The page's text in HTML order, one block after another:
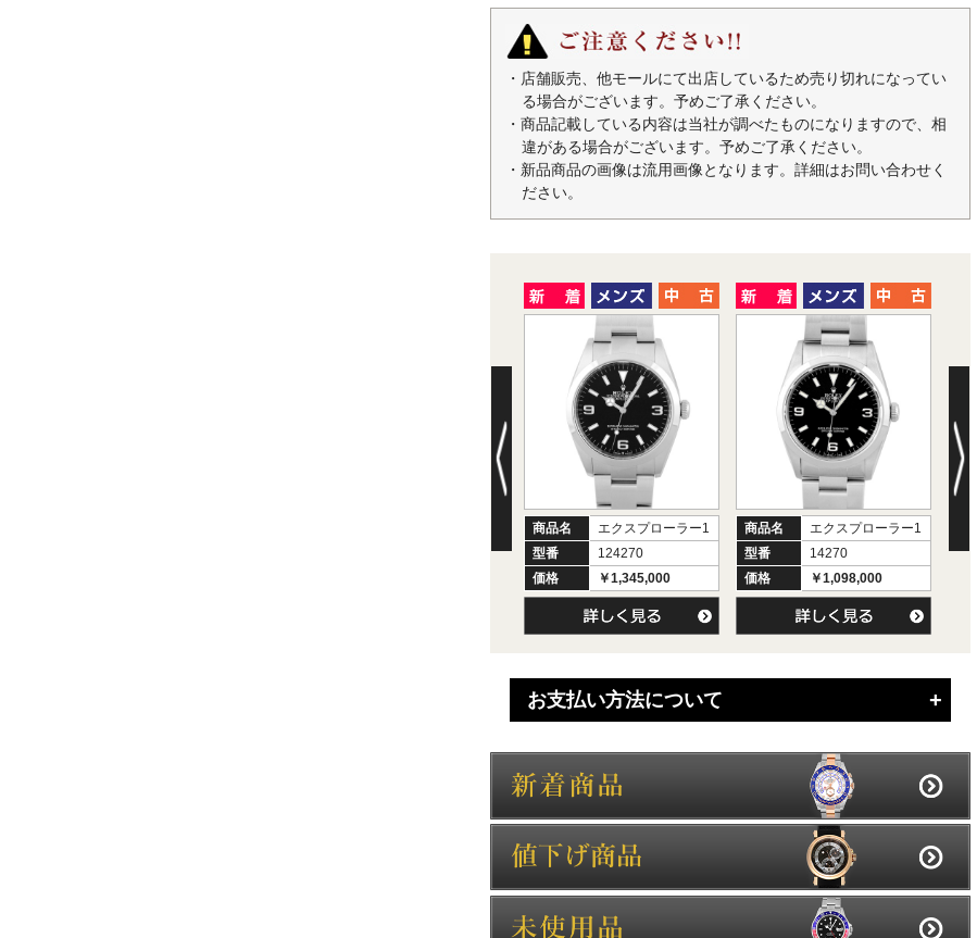
・店舗販売、他モールにて出店しているため売り切れになってい
る場合がございます。予めご了承ください。
・商品記載している内容は当社が調べたものになりますので、相
違がある場合がございます。予めご了承ください。
・新品商品の画像は流用画像となります。詳細はお問い合わせく
ださい。
商品名
エクスプローラー1
型番
124270
価格
￥1,345,000
商品名
エクスプローラー1
型番
14270
価格
￥1,098,000
型番
お支払い方法について